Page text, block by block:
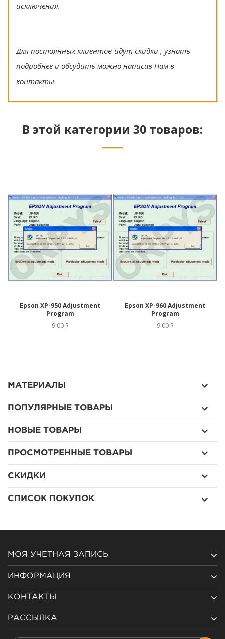
исключения.
Для постоянных клиентов идут скидки , узнать
подробнее и обсудить можно написав Нам в
контакты
В этой категории 30 товаров:
Epson XP-950 Adjustment
Program
9.00 $
Epson XP-960 Adjustment
Program
9.00 $
МАТЕРИАЛЫ
ПОПУЛЯРНЫЕ ТОВАРЫ
НОВЫЕ ТОВАРЫ
ПРОСМОТРЕННЫЕ ТОВАРЫ
СКИДКИ
СПИСОК ПОКУПОК
МОЯ УЧЕТНАЯ ЗАПИСЬ
ИНФОРМАЦИЯ
КОНТАКТЫ
РАССЫЛКА